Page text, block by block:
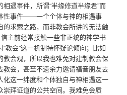
遇事件，所谓“半缘修道半缘君”而
性事件——一个个体与神的相遇事
求索之路，而非教会所讲的无法触
主前经常接触一些非正统的神学书
教会”这一机制持怀疑论倾向；比如
教会观，所以我也难免对建制教会保
教会，甚至不遗余力邀请福音朋友去
化这一纬度和个体独自与神相遇这一
崇拜证道的公共空间。我难免会质